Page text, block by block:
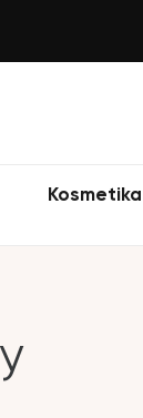
Kosmetika